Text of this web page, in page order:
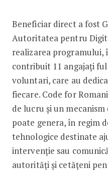
Beneficiar direct a fost
Autoritatea pentru
realizarea programului,
contribuit 11 angajați
voluntari, care au
fiecare. Code for
de lucru și un
poate genera, în regim
tehnologice destinate
intervenție sau
autorități și cetățeni